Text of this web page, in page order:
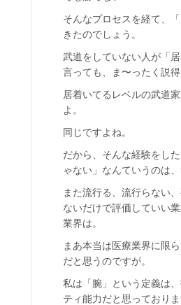
そんなプロセスを経て、
きたのでしょう。
武道をしていない人が「
言っても、ま〜ったく説
居着いてるレベルの武道
よ。
同じですよね。
だから、そんな経験をし
ゃない」なんていうのは
また流行る、流行らない
ないだけで評価していい
業界は。
まあ本当は医療業界に限
だと思うのですが。
私は「腕」という定義は
ティ能力だと思っておりま